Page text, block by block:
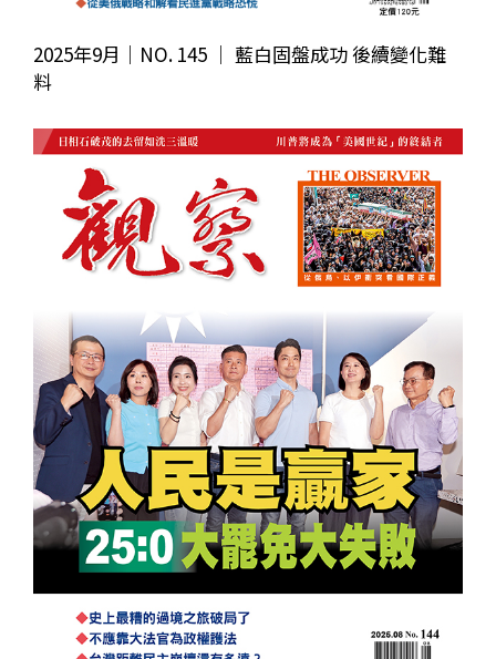
2025年9月｜NO. 145 │ 藍白固盤成功 後續變化難
料